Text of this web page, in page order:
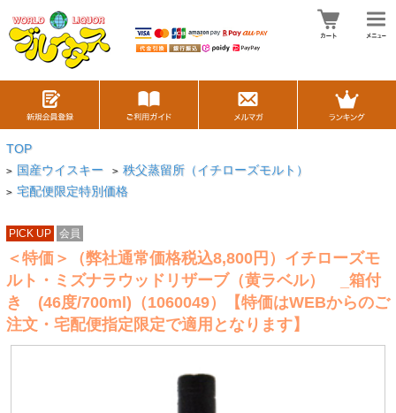
TOP
> 国産ウイスキー > 秩父蒸留所（イチローズモルト）
> 宅配便限定特別価格
PICK UP 会員
＜特価＞（弊社通常価格税込8,800円）イチローズモ
ルト・ミズナラウッドリザーブ（黄ラベル） _箱付
き (46度/700ml)（1060049）【特価はWEBからのご
注文・宅配便指定限定で適用となります】